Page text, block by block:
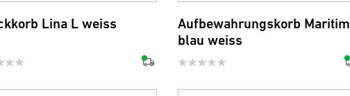
Lina L weiss
Aufbewahrungskorb Maritim
blau weiss